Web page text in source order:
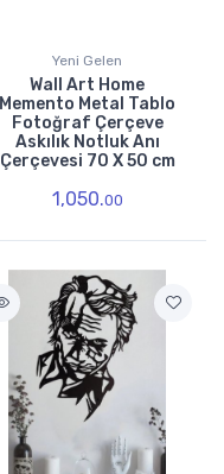
Yeni Gelen
Wall Art Home
Memento Metal Tablo
Fotoğraf Çerçeve
Askılık Notluk Anı
Çerçevesi 70 X 50 cm
1,050.00